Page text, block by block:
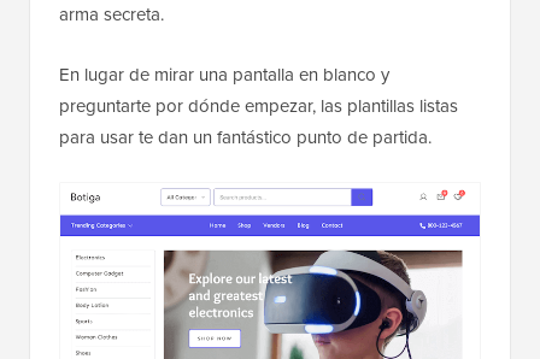
arma secreta.
En lugar de mirar una pantalla en blanco y
preguntarte por dónde empezar, las plantillas listas
para usar te dan un fantástico punto de partida.